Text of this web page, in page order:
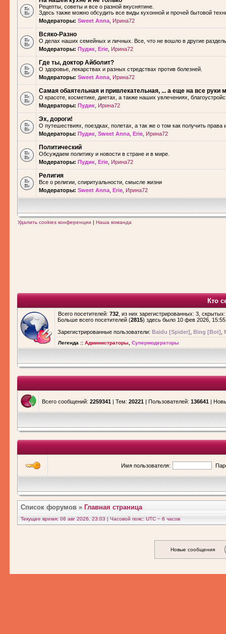
Рецепты, советы и все о разной вкуснятине.
Здесь также можно обсудить все виды кухонной и прочей бытовой
Модераторы: Sweet Anna Ирина72
Всяко-Разно
О делах наших семейных и личных. Все, что не вошло в другие
Модераторы: Пудик Erie Ирина72
Где ты, доктор Айболит?
О здоровье, лекарствах и разных стредствах против болезней.
Модераторы: Sweet Anna Ирина72
Самая обаятельная и привлекательная, ... а еще на все руки
О красоте, косметике, диетах, а также наших увлечениях,
Модераторы: Пудик Ирина72
Эх, дороги!
О путешествиях, поездках, полетах, а так же о том как получить права
Модераторы: Пудик Sweet Anna Erie Ирина72
Политический
Обсуждаем политику и новости в стране и в мире.
Модераторы: Пудик Erie Ирина72
Религия
Все о религии, спиритуальности, смысле жизни
Модераторы: Sweet Anna Erie Ирина72
Удалить cookies конференции | Наша команда
Кто
Всего посетителей: 732 , из них зарегистрированных: 3,
Больше всего посетителей (2815) здесь было 10 фев 2026, 15:55
Зарегистрированные пользователи: Baidu [Spider] Bing [Bot]
Легенда :: Администраторы Супермодераторы
Всего сообщений: 2259341 | Тем: 20221 | Пользователей: 136641 |
Имя пользователя:
Список форумов » Главная страница
Текущее время: 06 авг 2026, 23:03 | Часовой пояс: UTC − 6 часов
Новые сообщения